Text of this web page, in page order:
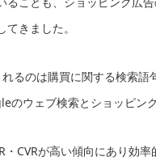
きました。
るのは購買に関する検索
ウェブ検索とショッピング
CVRが高い傾向にあり効率